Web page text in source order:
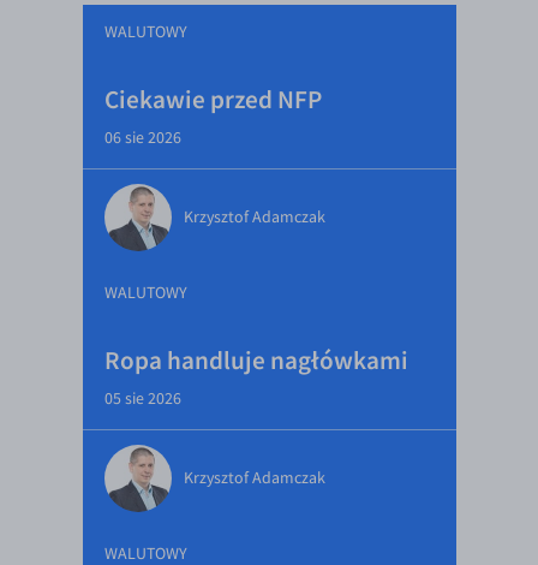
WALUTOWY
Ciekawie przed NFP
06 sie 2026
Krzysztof Adamczak
WALUTOWY
Ropa handluje nagłówkami
05 sie 2026
Krzysztof Adamczak
WALUTOWY